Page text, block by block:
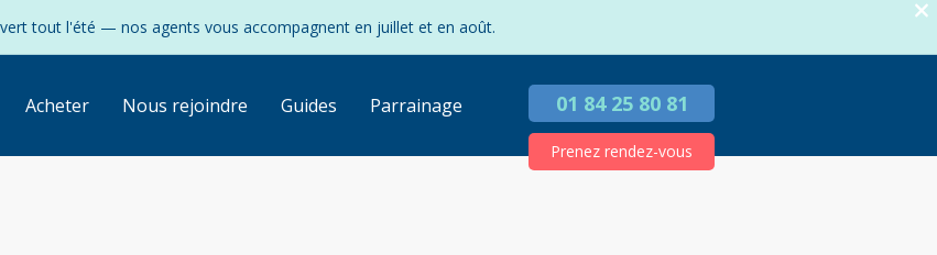
tout l'été — nos agents vous accompagnent en juillet et en août.
Acheter Nous rejoindre Guides Parrainage 01 84 25 80 81
Prenez rendez-vous